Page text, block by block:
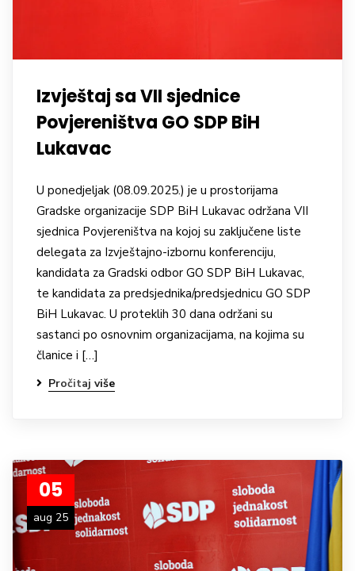
Izvještaj sa VII sjednice
Povjereništva GO SDP BiH
Lukavac
U ponedjeljak (08.09.2025.) je u prostorijama
Gradske organizacije SDP BiH Lukavac održana VII
sjednica Povjereništva na kojoj su zaključene liste
delegata za Izvještajno-izbornu konferenciju,
kandidata za Gradski odbor GO SDP BiH Lukavac,
te kandidata za predsjednika/predsjednicu GO SDP
BiH Lukavac. U proteklih 30 dana održani su
sastanci po osnovnim organizacijama, na kojima su
članice i […]
Pročitaj više
05
aug 25